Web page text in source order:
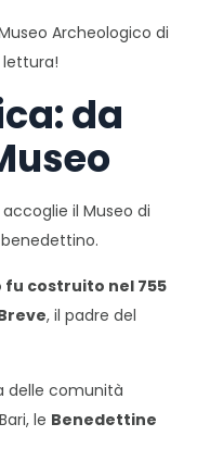
Archeologico di
lettura!
da
il Museo di
fu costruito nel 755
, il padre del
delle comunità
le Benedettine